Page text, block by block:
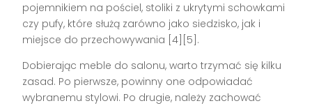
pojemnikiem na pościel, stoliki z ukrytymi schowkami
czy pufy, które służą zarówno jako siedzisko, jak i
miejsce do przechowywania [4][5].
Dobierając meble do salonu, warto trzymać się kilku
zasad. Po pierwsze, powinny one odpowiadać
wybranemu stylowi. Po drugie, należy zachować